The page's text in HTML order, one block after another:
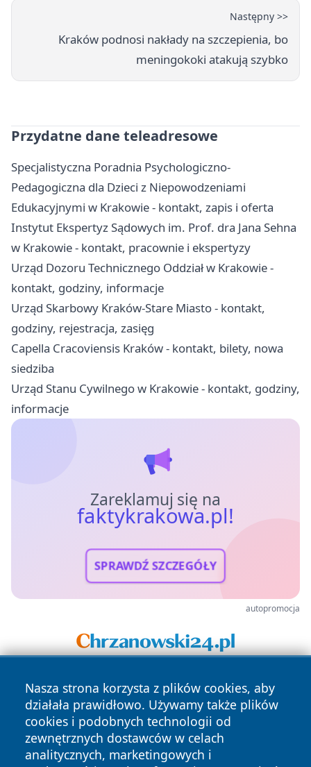
Następny >>
Kraków podnosi nakłady na szczepienia, bo
meningokoki atakują szybko
Przydatne dane teleadresowe
Specjalistyczna Poradnia Psychologiczno-
Pedagogiczna dla Dzieci z Niepowodzeniami
Edukacyjnymi w Krakowie - kontakt, zapis i oferta
Instytut Ekspertyz Sądowych im. Prof. dra Jana Sehna
w Krakowie - kontakt, pracownie i ekspertyzy
Urząd Dozoru Technicznego Oddział w Krakowie -
kontakt, godziny, informacje
Urząd Skarbowy Kraków-Stare Miasto - kontakt,
godziny, rejestracja, zasięg
Capella Cracoviensis Kraków - kontakt, bilety, nowa
siedziba
Urząd Stanu Cywilnego w Krakowie - kontakt, godziny,
informacje
Zareklamuj się na
faktykrakowa.pl!
SPRAWDŹ SZCZEGÓŁY
autopromocja
Nasza strona korzysta z plików cookies, aby
działała prawidłowo. Używamy także plików
cookies i podobnych technologii od
zewnętrznych dostawców w celach
analitycznych, marketingowych i